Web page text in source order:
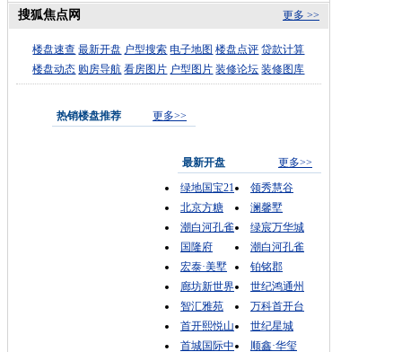
更多 >>
搜狐焦点网
楼盘速查 最新开盘 户型搜索 电子地图 楼盘点评 贷款计算
楼盘动态 购房导航 看房图片 户型图片 装修论坛 装修图库
热销楼盘推荐 更多>>
最新开盘
更多>>
绿地国宝21
领秀慧谷
北京方糖
澜馨墅
潮白河孔雀
绿宸万华城
国隆府
潮白河孔雀
宏泰·美墅
铂铭郡
廊坊新世界
世纪鸿通州
智汇雅苑
万科首开台
首开熙悦山
世纪星城
首城国际中
顺鑫·华玺